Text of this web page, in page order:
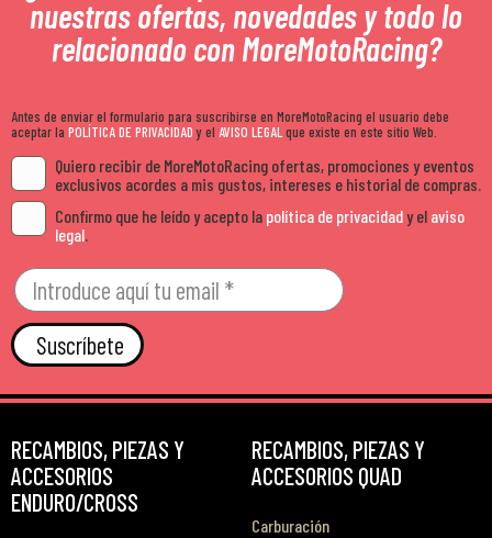
nuestras ofertas, novedades y todo lo
relacionado con MoreMotoRacing?
Antes de enviar el formulario para suscribirse en MoreMotoRacing el usuario debe
aceptar la POLÍTICA DE PRIVACIDADy el AVISO LEGALque existe en este sitio Web.
Quiero recibir de MoreMotoRacing ofertas, promociones y eventos
exclusivos acordes a mis gustos, intereses e historial de compras.
Confirmo que he leído y acepto la política de privacidady el aviso
legal.
Suscríbete
RECAMBIOS, PIEZAS Y
ACCESORIOS
ENDURO/CROSS
RECAMBIOS, PIEZAS Y
ACCESORIOS QUAD
Carburación